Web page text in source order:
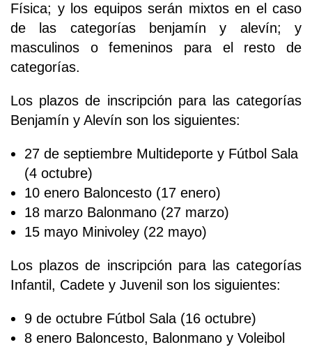
Física; y los equipos serán mixtos en el caso
de las categorías benjamín y alevín; y
masculinos o femeninos para el resto de
categorías.
Los plazos de inscripción para las categorías
Benjamín y Alevín son los siguientes:
27 de septiembre Multideporte y Fútbol Sala
(4 octubre)
10 enero Baloncesto (17 enero)
18 marzo Balonmano (27 marzo)
15 mayo Minivoley (22 mayo)
Los plazos de inscripción para las categorías
Infantil, Cadete y Juvenil son los siguientes:
9 de octubre Fútbol Sala (16 octubre)
8 enero Baloncesto, Balonmano y Voleibol